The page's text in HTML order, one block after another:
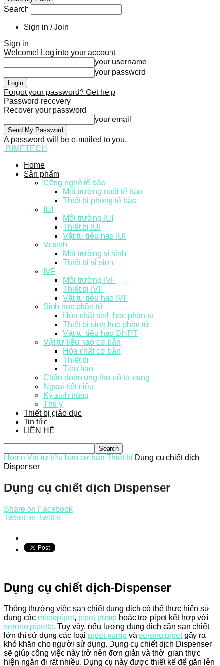
Search
Sign in / Join
Sign in
Welcome! Log into your account
your username
your password
Forgot your password? Get help
Password recovery
Recover your password
your email
A password will be e-mailed to you.
BIMETECH
Home
Sản phẩm
Công nghệ tế bào
Môi trường nuôi tế bào
Thiết bị phòng tế bào
IUI
Môi trường IUI
Thiết bị IUI
Vật tư tiêu hao IUI
Vi sinh
Môi trường vi sinh
Thiết bị vi sinh
IVF
Môi trường IVF
Thiết bị IVF
Vật tư tiêu hao IVF
Sinh học phân tử
Hóa chất sinh học phân tử
Thiết bị sinh học phân tử
Vật tư tiêu hao SHPT
Vật tư tiêu hao cơ bản
Hóa chất cơ bản
Thiết bị
Tiêu hao
Chẩn đoán ung thư cổ tử cung
Ngoại tiết niệu
Ký sinh trùng
Thú y
Thiết bị giáo dục
Tin tức
LIÊN HỆ
Home Vật tư tiêu hao cơ bản Thiết bị Dụng cụ chiết dịch
Dispenser
Dụng cụ chiết dịch Dispenser
Share on Facebook
Tweet on Twitter
Dụng cụ chiết dịch-Dispenser
Thông thường việc san chiết dung dịch có thể thực hiện sử
dụng các micropipet, pipet pump hoặc trợ pipet kết hợp với
serono pipette. Tuy vậy, nếu lượng dung dịch cần san chiết
lớn thì sử dụng các loại pipet pump và serono pipetgây ra
khó khăn cho người sử dụng. Dụng cụ chiết dịch Dispenser
sẽ giúp công việc này trở nên đơn giản và thời gian thực
hiện ngắn đi rất nhiều. Dụng cụ này được thiết kế để gắn lên